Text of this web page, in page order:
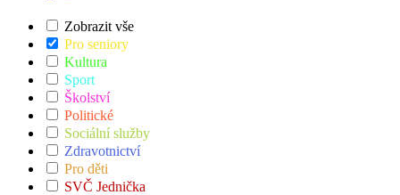
Zobrazit vše
Pro seniory
Kultura
Sport
Školství
Politické
Sociální služby
Zdravotnictví
Pro děti
SVČ Jednička